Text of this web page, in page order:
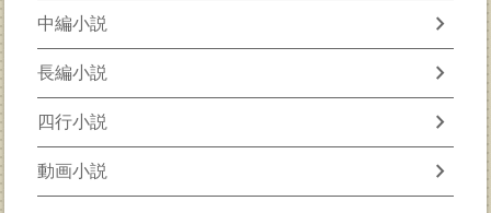
中編小説 chevron_right
長編小説 chevron_right
四行小説 chevron_right
動画小説 chevron_right